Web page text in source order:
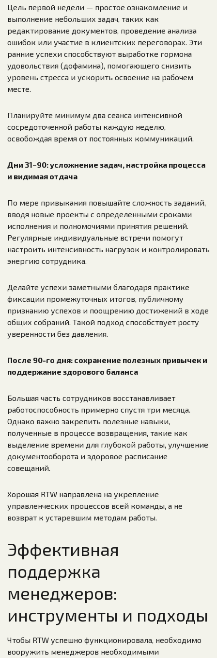
Цель первой недели — простое ознакомление и
выполнение небольших задач, таких как
редактирование документов, проведение анализа
ошибок или участие в клиентских переговорах. Эти
ранние успехи способствуют выработке гормона
удовольствия (дофамина), помогающего снизить
уровень стресса и ускорить освоение на рабочем
месте.
Планируйте минимум два сеанса интенсивной
сосредоточенной работы каждую неделю,
освобождая время от постоянных коммуникаций.
Дни 31–90: усложнение задач, настройка процесса
и видимая отдача
По мере привыкания повышайте сложность заданий,
вводя новые проекты с определенными сроками
исполнения и полномочиями принятия решений.
Регулярные индивидуальные встречи помогут
настроить интенсивность нагрузок и контролировать
энергию сотрудника.
Делайте успехи заметными благодаря практике
фиксации промежуточных итогов, публичному
признанию успехов и поощрению достижений в ходе
общих собраний. Такой подход способствует росту
уверенности без давления.
После 90-го дня: сохранение полезных привычек и
поддержание здорового баланса
Большая часть сотрудников восстанавливает
работоспособность примерно спустя три месяца.
Однако важно закрепить полезные навыки,
полученные в процессе возвращения, такие как
выделение времени для глубокой работы, улучшение
документооборота и здоровое расписание
совещаний.
Хорошая RTW направлена на укрепление
управленческих процессов всей команды, а не
возврат к устаревшим методам работы.
Эффективная
поддержка
менеджеров:
инструменты и подходы
Чтобы RTW успешно функционировала, необходимо
вооружить менеджеров необходимыми